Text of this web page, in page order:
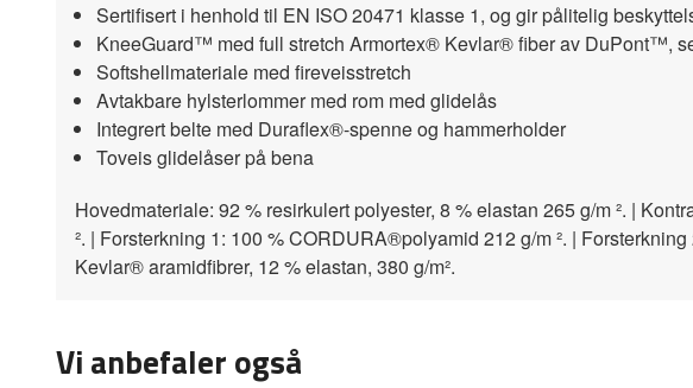
Sertifisert i henhold til EN ISO 20471 klasse 1, og gir pålitelig
KneeGuard™ med full stretch Armortex® Kevlar® fiber av DuPont™,
Softshellmateriale med fireveisstretch
Avtakbare hylsterlommer med rom med glidelås
Integrert belte med Duraflex®-spenne og hammerholder
Toveis glidelåser på bena
Hovedmateriale: 92 % resirkulert polyester, 8 % elastan 265 g/m ². |
². | Forsterkning 1: 100 % CORDURA®polyamid 212 g/m ². |
Kevlar® aramidfibrer, 12 % elastan, 380 g/m².
Vi anbefaler også